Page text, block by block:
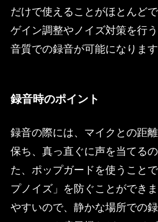
だけで使えることがほとんど
ゲイン調整やノイズ対策を行
音質での録音が可能になります
録音時のポイント
録音の際には、マイクとの距
保ち、真っ直ぐに声を当てる
た、ポップガードを使うこと
プノイズ」を防ぐことができ
やすいので、静かな場所での